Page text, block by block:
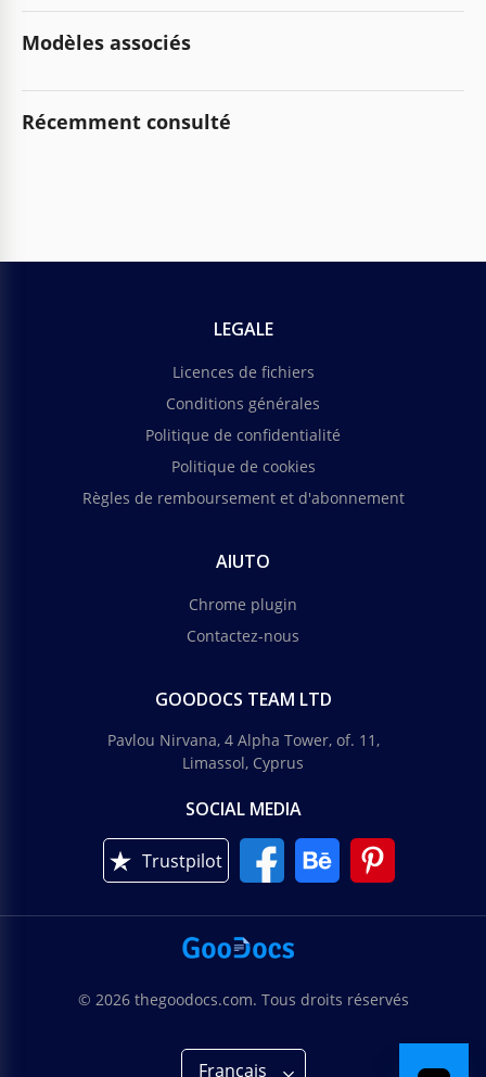
Modèles associés
Récemment consulté
LEGALE
Licences de fichiers
Conditions générales
Politique de confidentialité
Politique de cookies
Règles de remboursement et d'abonnement
AIUTO
Chrome plugin
Contactez-nous
GOODOCS TEAM LTD
Pavlou Nirvana, 4 Alpha Tower, of. 11,
Limassol, Cyprus
SOCIAL MEDIA
Trustpilot
© 2026 thegoodocs.com. Tous droits réservés
Français